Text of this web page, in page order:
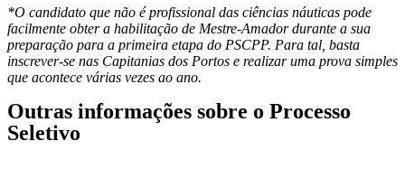
*O candidato que não é profissional das ciências náuticas pode
facilmente obter a habilitação de Mestre-Amador durante a sua
preparação para a primeira etapa do PSCPP. Para tal, basta
inscrever-se nas Capitanias dos Portos e realizar uma prova simples
que acontece várias vezes ao ano.
Outras informações sobre o Processo
Seletivo